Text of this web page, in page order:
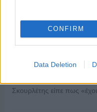
CONFIRM
Data Deletion
ΠΗΓΗ:http://newpost.gr/
ΣΥΡΙΖΑ στον
παράλληλα «πυρά»
Σκουρλέτης είπε πως